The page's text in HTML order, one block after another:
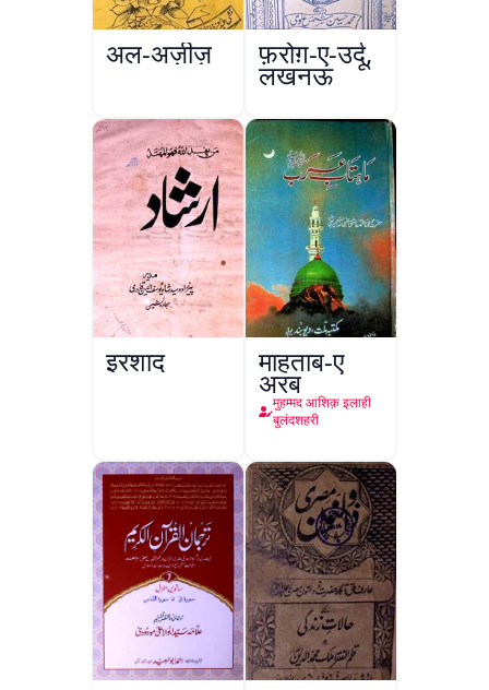
अल-अज़ीज़ फ़रोग़-ए-उर्दू,
लखनऊ
इरशाद माहताब-ए
अरब
मुहम्मद आशिक़ इलाही
बुलंदशहरी